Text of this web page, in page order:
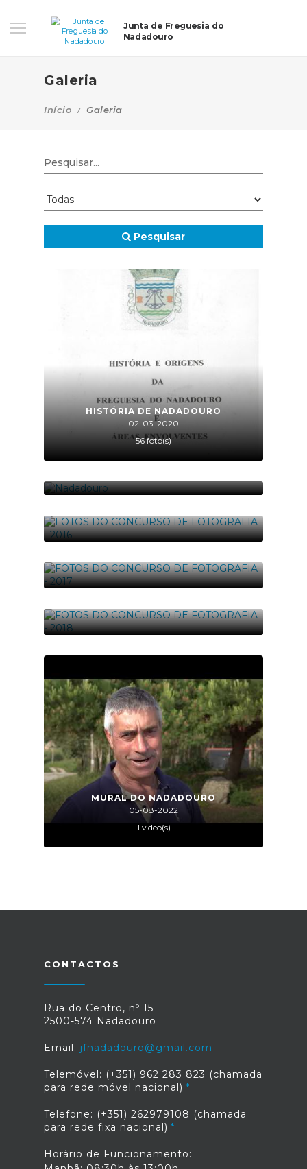
Junta de Freguesia do
Nadadouro
Galeria
Início Galeria
Pesquisar
HISTÓRIA DE NADADOURO
02-03-2020
56 foto(s)
02-03-2020
79 foto(s)
2016
01-01-2016
2017
01-01-2017
2018
19 foto(s)
MURAL DO NADADOURO
05-08-2022
1 vídeo(s)
CONTACTOS
Rua do Centro, nº 15
2500-574 Nadadouro
Email: jfnadadouro@gmail.com
Telemóvel: (+351) 962 283 823 (chamada
para rede móvel nacional)
Telefone: (+351) 262979108 (chamada
para rede fixa nacional)
Horário de Funcionamento: